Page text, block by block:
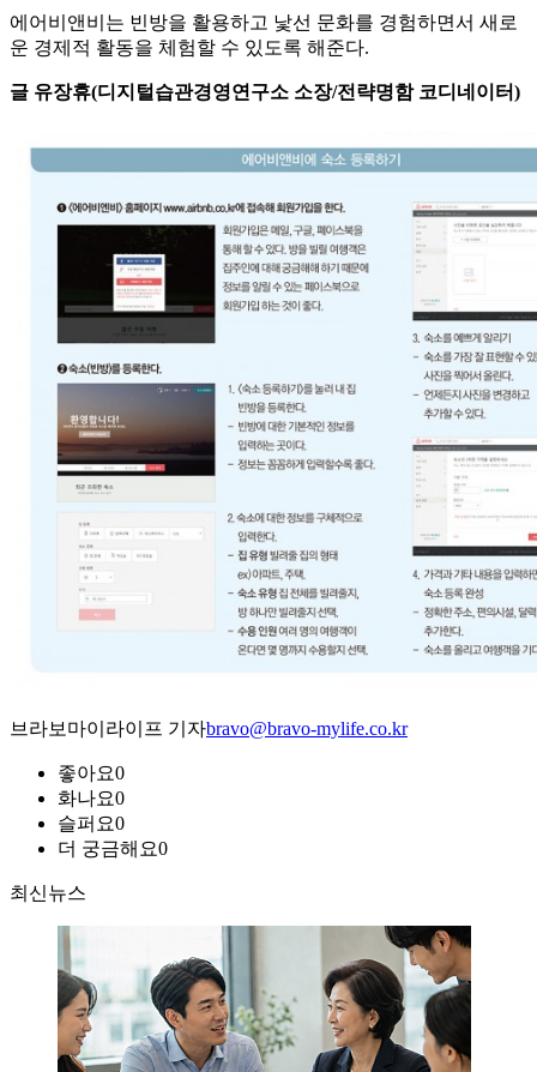
에어비앤비는 빈방을 활용하고 낯선 문화를 경험하면서 새로
운 경제적 활동을 체험할 수 있도록 해준다.
글 유장휴(디지털습관경영연구소 소장/전략명함 코디네이터)
브라보마이라이프 기자bravo@bravo-mylife.co.kr
좋아요0
화나요0
슬퍼요0
더 궁금해요0
최신뉴스